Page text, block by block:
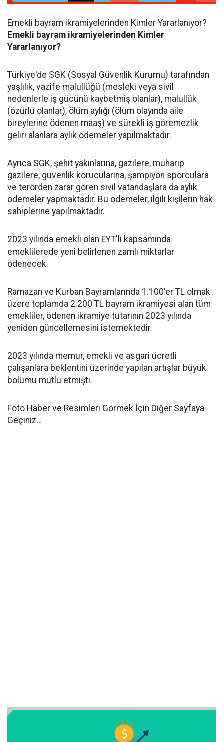
Emekli bayram ikramiyelerinden Kimler Yararlanıyor?
Emekli bayram ikramiyelerinden Kimler
Yararlanıyor?
Türkiye'de SGK (Sosyal Güvenlik Kurumu) tarafından
yaşlılık, vazife malullüğü (mesleki veya sivil
nedenlerle iş gücünü kaybetmiş olanlar), malullük
(özürlü olanlar), ölüm aylığı (ölüm olayında aile
bireylerine ödenen maaş) ve sürekli iş göremezlik
geliri alanlara aylık ödemeler yapılmaktadır.
Ayrıca SGK, şehit yakınlarına, gazilere, muharip
gazilere, güvenlik korucularına, şampiyon sporculara
ve terörden zarar gören sivil vatandaşlara da aylık
ödemeler yapmaktadır. Bu ödemeler, ilgili kişilerin hak
sahiplerine yapılmaktadır.
2023 yılında emekli olan EYT'li kapsamında
emeklilerede yeni belirlenen zamlı miktarlar
ödenecek.
Ramazan ve Kurban Bayramlarında 1.100'er TL olmak
üzere toplamda 2.200 TL bayram ikramiyesi alan tüm
emekliler, ödenen ikramiye tutarının 2023 yılında
yeniden güncellemesini istemektedir.
2023 yılında memur, emekli ve asgari ücretli
çalışanlara beklentini üzerinde yapılan artışlar büyük
bölümü mutlu etmişti.
Foto Haber ve Resimleri Görmek İçin Diğer Sayfaya
Geçiniz…